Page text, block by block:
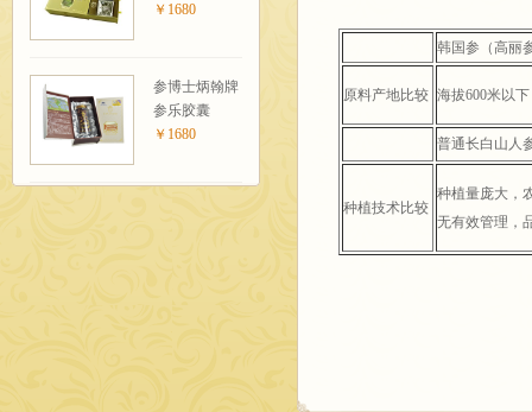
￥1680
参博士炳翰牌
参乐胶囊
￥1680
韩国参（高丽
原料产地比较 海拔600米以下
普通长白山人
种植技术比较
种植量庞大，
无有效管理，